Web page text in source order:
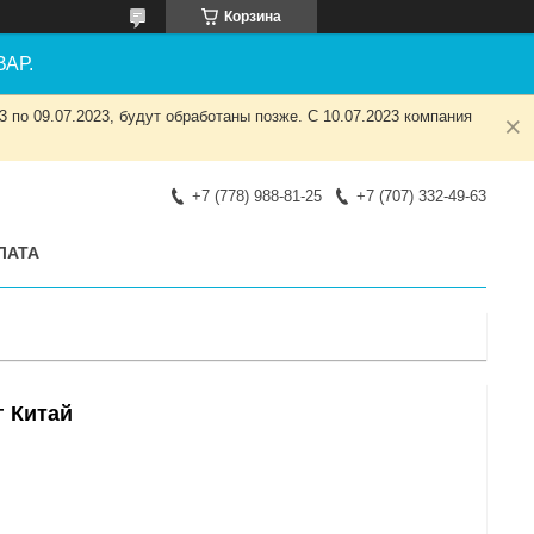
Корзина
09.07.2023, будут обработаны позже. С 10.07.2023 компания
+7 (778) 988-81-25 +7 (707) 332-49-63
Китай